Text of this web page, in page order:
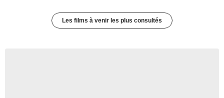
Les films à venir les plus consultés